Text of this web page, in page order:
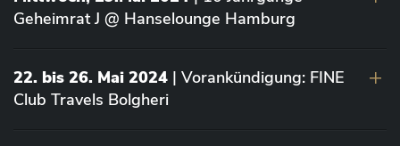
Geheimrat J @ Hanselounge Hamburg
22. bis 26. Mai 2024 | Vorankündigung: FINE
Club Travels Bolgheri